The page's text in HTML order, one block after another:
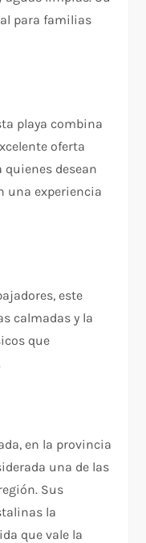
para familias
playa combina
oferta
quienes desean
una experiencia
este
calmadas y la
que
en la provincia
una de las
Sus
la
que vale la